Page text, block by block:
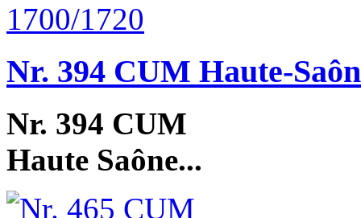
Nr. 394 CUM Haute-
Nr. 394 CUM
Haute Saône...